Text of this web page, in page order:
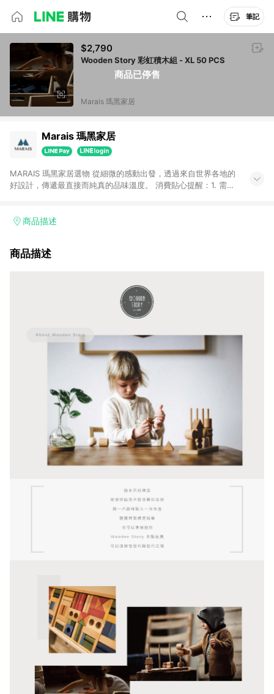
筆記
商品已停售
$2,790
Wooden Story 彩虹積木組 - XL 50 PCS
Marais 瑪黑家居
Marais 瑪黑家居
MARAIS 瑪黑家居選物 從細微的感動出發，透過來自世界各地的
好設計，傳遞最直接而純真的品味溫度。 消費貼心提醒：1. 需透
APP下單，將不符合贈點資格。 3. 點數將於出貨後60天前後發
商品描述
商品描述